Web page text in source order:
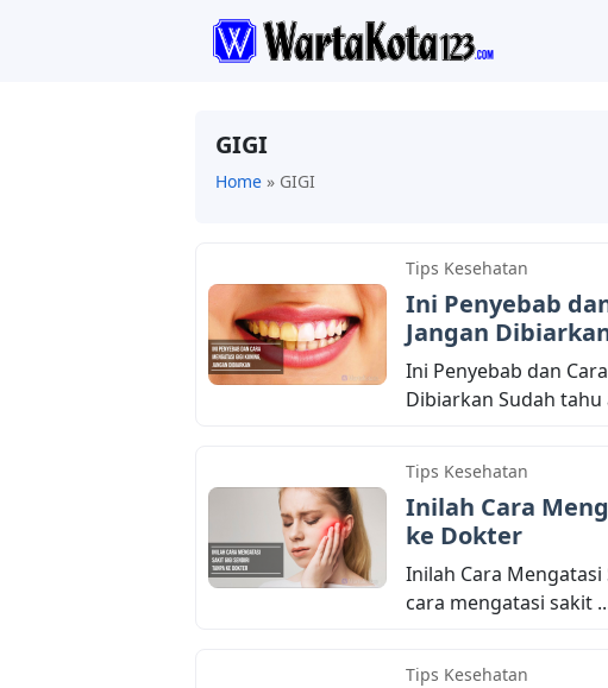
GIGI
Home » GIGI
Tips Kesehatan
Ini Penyebab
Jangan
Ini Penyebab dan
Dibiarkan Sudah tahu
Tips Kesehatan
Inilah Cara
ke Dokter
Inilah Cara
cara mengatasi sakit
Tips Kesehatan